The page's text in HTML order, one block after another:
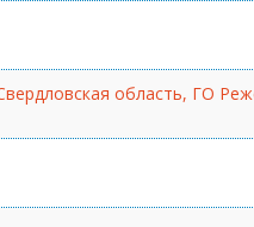
область, ГО